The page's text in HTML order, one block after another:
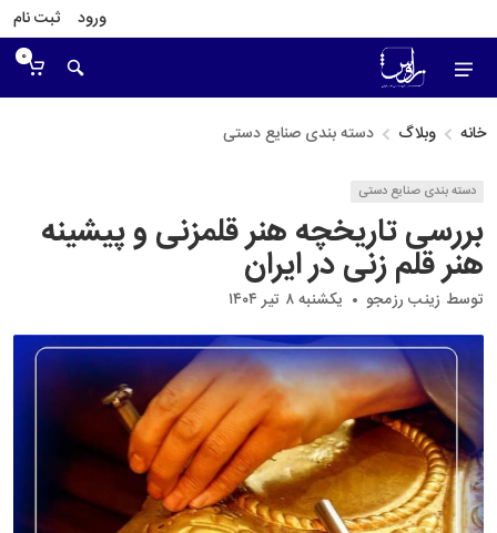
ورود ثبت نام
0
خانه وبلاگ دسته بندی صنایع دستی
دسته بندی صنایع دستی
بررسی تاریخچه هنر قلمزنی و پیشینه
هنر قلم زنی در ایران
توسط زینب رزمجو یکشنبه ۸ تیر ۱۴۰۴